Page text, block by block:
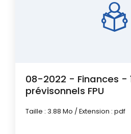
08-2022 - Finances -
prévisonnels FPU
Taille : 3.88 Mo / Extension : pdf